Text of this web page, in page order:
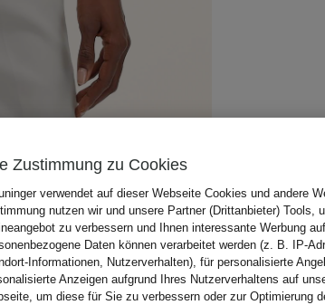
Zustimmung zu Cookies
verwendet auf dieser Webseite Cookies und andere
nutzen wir und unsere Partner (Drittanbieter) Tools,
zu verbessern und Ihnen interessante Werbung
Daten können verarbeitet werden (z. B. IP-
Informationen, Nutzerverhalten), für personalisierte
Anzeigen aufgrund Ihres Nutzerverhaltens auf
um diese für Sie zu verbessern oder zur Optimierung